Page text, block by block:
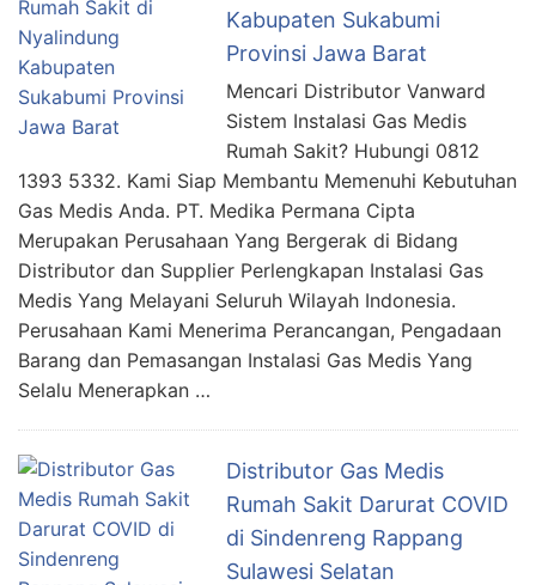
Kabupaten Sukabumi
Provinsi Jawa Barat
Mencari Distributor Vanward
Sistem Instalasi Gas Medis
Rumah Sakit? Hubungi 0812
1393 5332. Kami Siap Membantu Memenuhi Kebutuhan
Gas Medis Anda. PT. Medika Permana Cipta
Merupakan Perusahaan Yang Bergerak di Bidang
Distributor dan Supplier Perlengkapan Instalasi Gas
Medis Yang Melayani Seluruh Wilayah Indonesia.
Perusahaan Kami Menerima Perancangan, Pengadaan
Barang dan Pemasangan Instalasi Gas Medis Yang
Selalu Menerapkan …
Distributor Gas Medis
Rumah Sakit Darurat COVID
di Sindenreng Rappang
Sulawesi Selatan